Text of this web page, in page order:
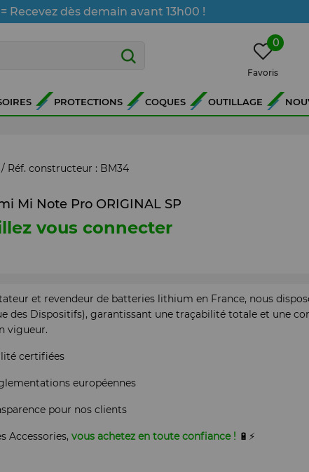
Recevez dès demain avant 13h00 !
0
Favoris
PROTECTIONS COQUES OUTILLAGE
Réf. constructeur : BM34
Mi Note Pro ORIGINAL SP
vous connecter
et revendeur de batteries lithium en France, nous
des Dispositifs), garantissant une traçabilité totale et une
vigueur.
certifiées
européennes
pour nos clients
Accessories, vous achetez en toute confiance ! 🔋⚡